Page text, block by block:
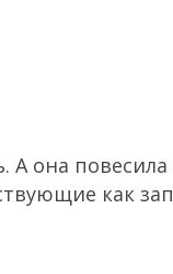
она повесила
как